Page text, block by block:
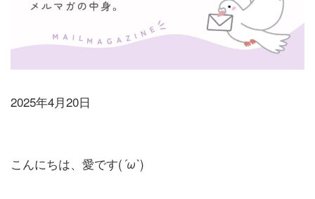
2025年4月20日
こんにちは、愛です( ´ω`)